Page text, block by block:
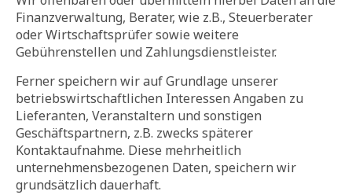
Finanzverwaltung, Berater, wie z.B., Steuerberater
oder Wirtschaftsprüfer sowie weitere
Gebührenstellen und Zahlungsdienstleister.
Ferner speichern wir auf Grundlage unserer
betriebswirtschaftlichen Interessen Angaben zu
Lieferanten, Veranstaltern und sonstigen
Geschäftspartnern, z.B. zwecks späterer
Kontaktaufnahme. Diese mehrheitlich
unternehmensbezogenen Daten, speichern wir
grundsätzlich dauerhaft.